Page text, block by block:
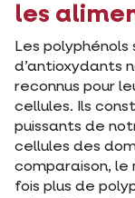
les
Les
d’antioxydants
reconnus pour
cellules. Ils
puissants de
cellules des
comparaison, le
fois plus de